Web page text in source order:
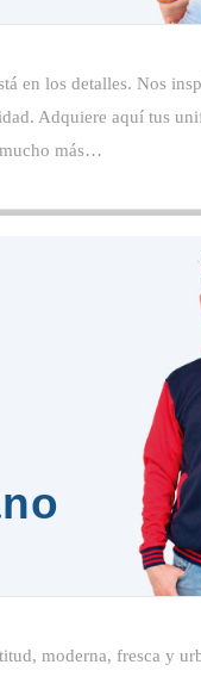
en los detalles. Nos
Adquiere aquí tus
más…
moderna, fresca y